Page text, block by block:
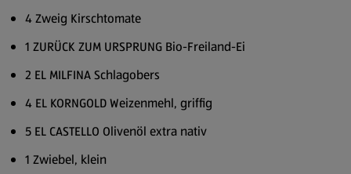
4 Zweig Kirschtomate
1 ZURÜCK ZUM URSPRUNG Bio-Freiland-Ei
2 EL MILFINA Schlagobers
4 EL KORNGOLD Weizenmehl, griffig
5 EL CASTELLO Olivenöl extra nativ
1 Zwiebel, klein